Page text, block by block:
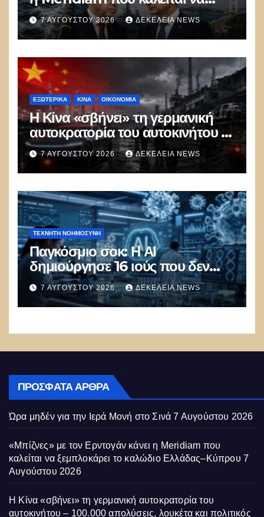
ξεμπλοκάρει το καλώδιο
Ελλάδας–Κύπρου
7 ΑΥΓΟΎΣΤΟΥ 2026 ΔΕΚΈΛΕΙΑ NEWS
ΕΞΩΤΕΡΙΚΑ ΚΊΝΑ ΟΙΚΟΝΟΜΙΑ
Η Κίνα «σβήνει» τη γερμανική
αυτοκρατορία του αυτοκινήτου –
100.000 απολύσεις, λουκέτα και
πολιτικός πανικός
7 ΑΥΓΟΎΣΤΟΥ 2026 ΔΕΚΈΛΕΙΑ NEWS
ΤΕΧΝΗΤΉ ΝΟΗΜΟΣΎΝΗ
Παγκόσμιο σοκ: Η ΑΙ
δημιούργησε 16 ιούς που δεν
υπάρχουν στη φύση –
Συναγερμός: Ο εφιάλτης μόλις
άρχισε
7 ΑΥΓΟΎΣΤΟΥ 2026 ΔΕΚΈΛΕΙΑ NEWS
ΠΡΌΣΦΑΤΑ ΆΡΘΡΑ
Ώρα μηδέν για την Ιερά Μονή στο Σινά 7 Αυγούστου 2026
«Μπίζνες» με τον Ερντογάν κάνει η Meridiam που
καλείται να ξεμπλοκάρει το καλώδιο Ελλάδας–Κύπρου 7
Αυγούστου 2026
Η Κίνα «σβήνει» τη γερμανική αυτοκρατορία του
αυτοκινήτου – 100.000 απολύσεις, λουκέτα και πολιτικός